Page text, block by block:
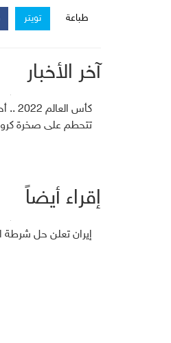
طباعة تويتر
آخر الأخبار
كأس
تتحطم على صخرة
إقراء أيضاً
إيران تعلن حل شرطة